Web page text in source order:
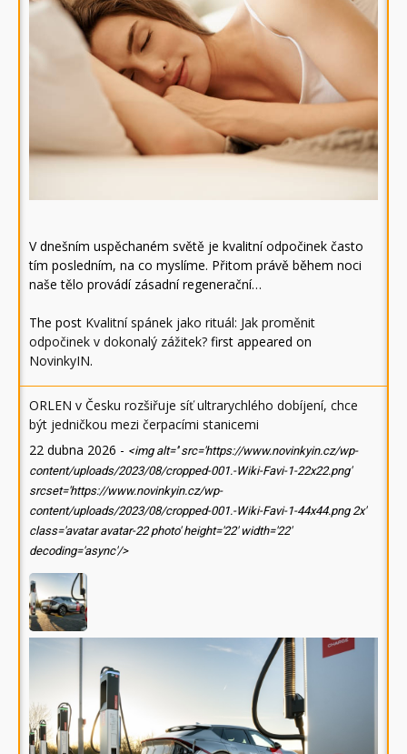
V dnešním uspěchaném světě je kvalitní odpočinek často
tím posledním, na co myslíme. Přitom právě během noci
naše tělo provádí zásadní regenerační…
The post Kvalitní spánek jako rituál: Jak proměnit
odpočinek v dokonalý zážitek? first appeared on
NovinkyIN.
ORLEN v Česku rozšiřuje síť ultrarychlého dobíjení, chce
být jedničkou mezi čerpacími stanicemi
22 dubna 2026 - <img alt='' src='https://www.novinkyin.cz/wp-
content/uploads/2023/08/cropped-001.-Wiki-Favi-1-22x22.png'
srcset='https://www.novinkyin.cz/wp-
content/uploads/2023/08/cropped-001.-Wiki-Favi-1-44x44.png 2x'
class='avatar avatar-22 photo' height='22' width='22'
decoding='async'/>